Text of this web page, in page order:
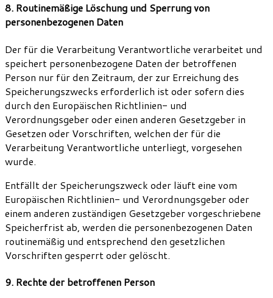
8. Routinemäßige Löschung und Sperrung von
personenbezogenen Daten
Der für die Verarbeitung Verantwortliche verarbeitet und
speichert personenbezogene Daten der betroffenen
Person nur für den Zeitraum, der zur Erreichung des
Speicherungszwecks erforderlich ist oder sofern dies
durch den Europäischen Richtlinien- und
Verordnungsgeber oder einen anderen Gesetzgeber in
Gesetzen oder Vorschriften, welchen der für die
Verarbeitung Verantwortliche unterliegt, vorgesehen
wurde.
Entfällt der Speicherungszweck oder läuft eine vom
Europäischen Richtlinien- und Verordnungsgeber oder
einem anderen zuständigen Gesetzgeber vorgeschriebene
Speicherfrist ab, werden die personenbezogenen Daten
routinemäßig und entsprechend den gesetzlichen
Vorschriften gesperrt oder gelöscht.
9. Rechte der betroffenen Person